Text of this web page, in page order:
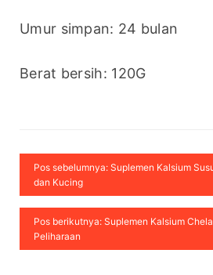
Umur simpan: 24 bulan
Berat bersih: 120G
Pos sebelumnya: Suplemen Kalsium
dan Kucing
Pos berikutnya: Suplemen Kalsium
Peliharaan